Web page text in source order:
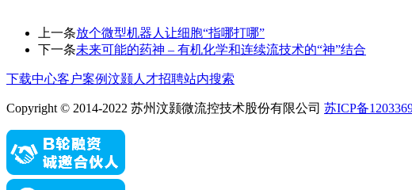
上一条放个微型机器人让细胞“指哪打哪”
下一条未来可能的药神 – 有机化学和连续流技术的“神”结合
下载中心客户案例汶颢人才招聘站内搜索
Copyright © 2014-2022 苏州汶颢微流控技术股份有限公司 苏ICP备